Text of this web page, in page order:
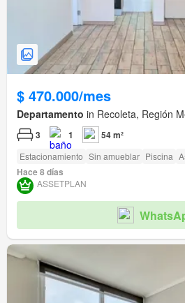
$ 470.000/mes
Departamento in Recoleta, Región
3 1 54 m²
Estacionamiento Sin amueblar Piscina
Hace 8 días
ASSETPLAN